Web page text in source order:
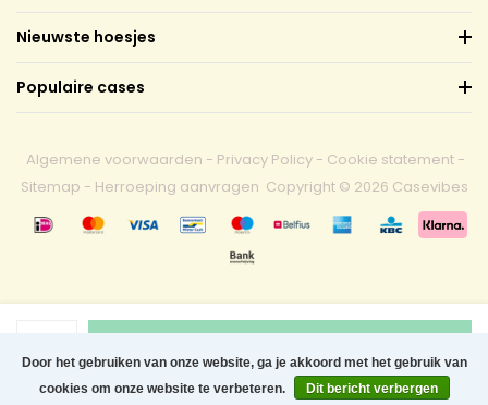
0
Nieuwste hoesjes
Populaire cases
Algemene voorwaarden - Privacy Policy - Cookie statement -
Sitemap - Herroeping aanvragen Copyright © 2026 Casevibes
Door het gebruiken van onze website, ga je akkoord met het gebruik van
cookies om onze website te verbeteren.
Dit bericht verbergen